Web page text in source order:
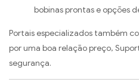
bobinas prontas e opções
Portais especializados também
por uma boa relação preço,
segurança.